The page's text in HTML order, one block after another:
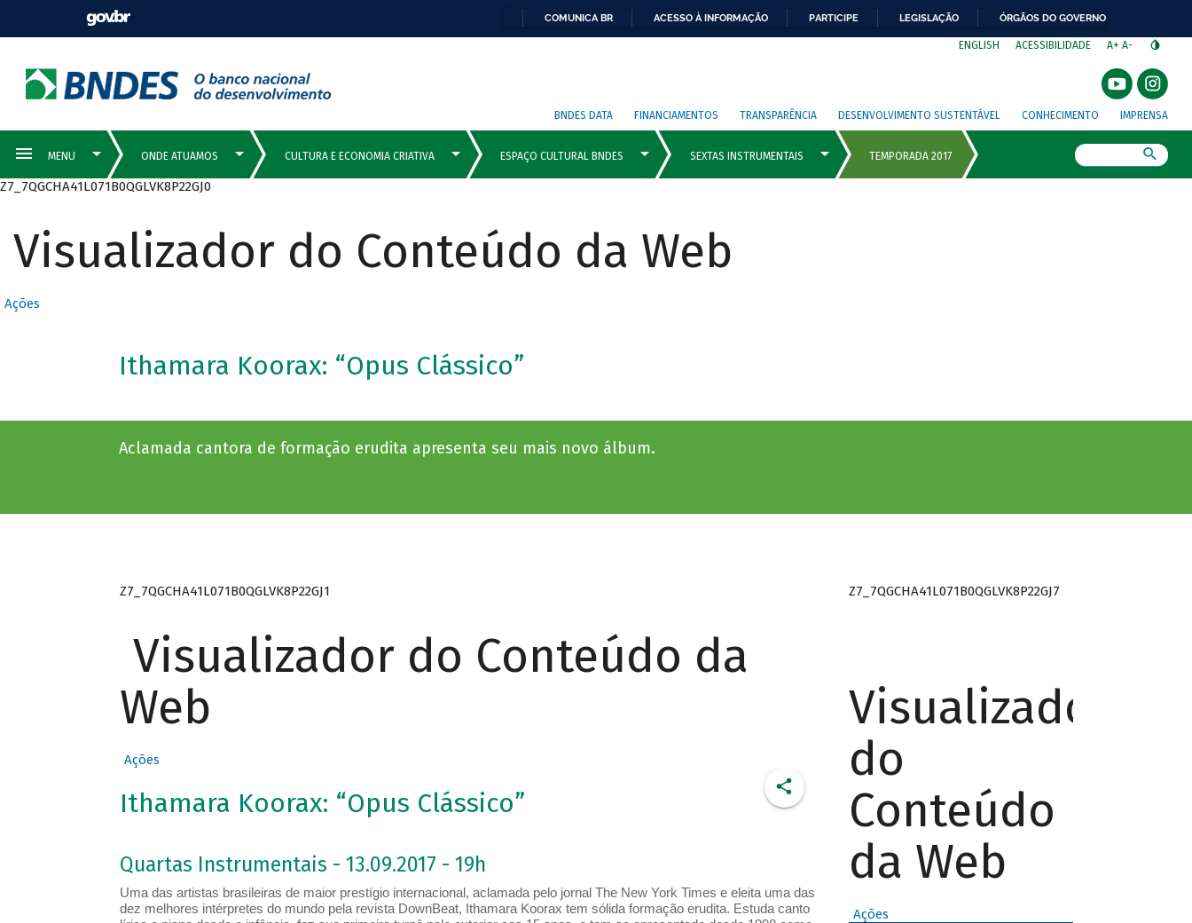
COMUNICA BR ACESSO À INFORMAÇÃO PARTICIPE LEGISLAÇÃO ÓRGÃOS DO GOVERNO
ENGLISH ACESSIBILIDADE A+ A-
BNDES DATA FINANCIAMENTOS TRANSPARÊNCIA DESENVOLVIMENTO SUSTENTÁVEL CONHECIMENTO IMPRENSA
Z7_7QGCHA41L071B0QGLVK8P22GJ0
Visualizador do Conteúdo da Web
Ações
Ithamara Koorax: “Opus Clássico”
Aclamada cantora de formação erudita apresenta seu mais novo álbum.
Z7_7QGCHA41L071B0QGLVK8P22GJ1
Visualizador do Conteúdo da
Web
Ações
Ithamara Koorax: “Opus Clássico”
Quartas Instrumentais - 13.09.2017 - 19h
Uma das artistas brasileiras de maior prestígio internacional, aclamada pelo jornal The New York Times e eleita uma das
dez melhores intérpretes do mundo pela revista DownBeat, Ithamara Koorax tem sólida formação erudita. Estuda canto
Z7_7QGCHA41L071B0QGLVK8P22GJ7
Visualizador
do
Conteúdo
da Web
Ações